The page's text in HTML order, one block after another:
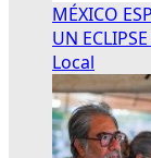
MÉXICO
UN
Local